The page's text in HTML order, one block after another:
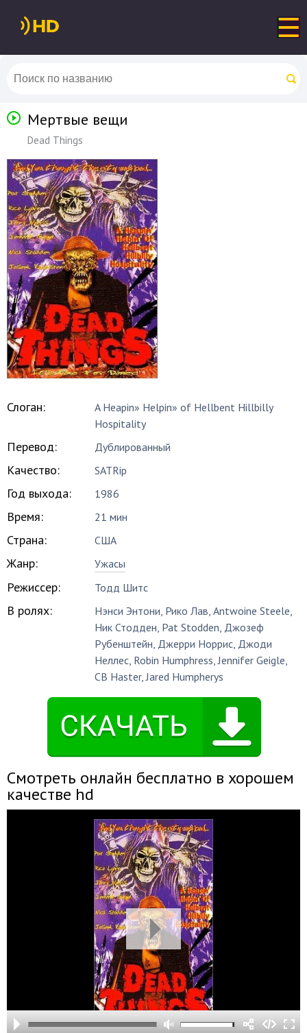
Мертвые вещи
Dead Things
Слоган:
A Heapin» Helpin» of Hellbent Hillbilly
Hospitality
Перевод: Дублированный
Качество: SATRip
Год выхода: 1986
Время: 21 мин
Страна: США
Жанр: Ужасы
Режиссер: Тодд Шитс
В ролях: Нэнси Энтони, Рико Лав,Antwoine Steele,
Ник Стодден, Pat Stodden, Джозеф
Рубенштейн, Джерри Норрис, Джоди
Неллес, Robin Humphress,Jennifer Geigle,
CB Haster,Jared Humpherys
Смотреть онлайн бесплатно в хорошем
качестве hd